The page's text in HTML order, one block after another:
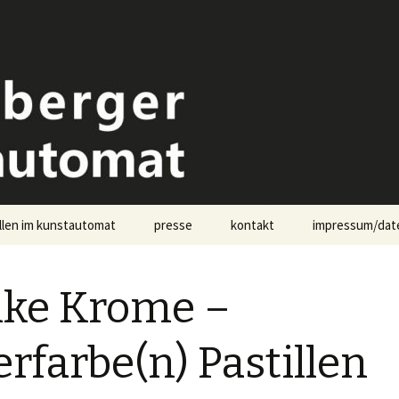
Landsberg
im kunstautomat presse kontakt impressum/
Krome –
Pastillen